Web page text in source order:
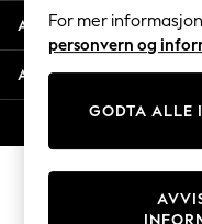
Trending: Clogs
Toy Story
THE SET
Coats &
Sweatshirts &
Knitwear
Cardigans
Avdelinger
Andre tjenester
For mer
personvern og
GODTA ALLE